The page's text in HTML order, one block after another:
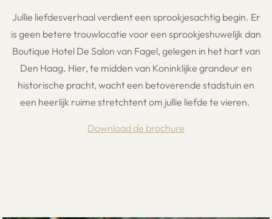
Jullie liefdesverhaal verdient een sprookjesachtig begin. Er
is geen betere trouwlocatie voor een sprookjeshuwelijk dan
Boutique Hotel De Salon van Fagel, gelegen in het hart van
Den Haag. Hier, te midden van Koninklijke grandeur en
historische pracht, wacht een betoverende stadstuin en
een heerlijk ruime stretchtent om jullie liefde te vieren.
Download de brochure